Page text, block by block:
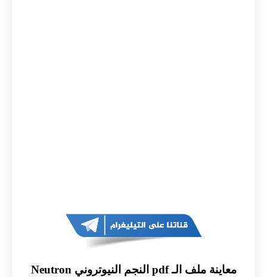
معاينة ملف الـ pdf النجم النيوتروني Neutron